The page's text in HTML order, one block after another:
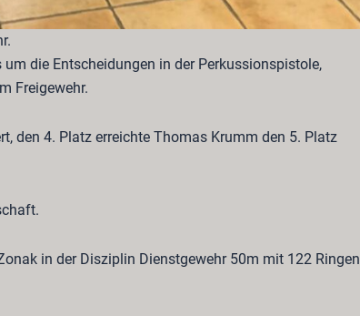
die Entscheidungen in der Perkussionspistole,
Freigewehr.
den 4. Platz erreichte Thomas Krumm den 5. Platz
in der Disziplin Dienstgewehr 50m mit 122 Ringen